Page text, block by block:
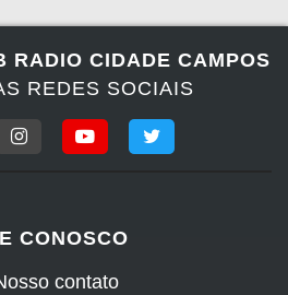
RADIO CIDADE CAMPOS
REDES SOCIAIS
CONOSCO
contato